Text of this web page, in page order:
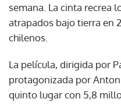
semana. La cinta recrea
atrapados bajo tierra en
chilenos.
La película, dirigida por
protagonizada por
quinto lugar con 5,8